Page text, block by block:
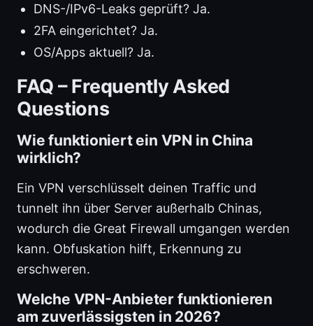
DNS-/IPv6-Leaks geprüft? Ja.
2FA eingerichtet? Ja.
OS/Apps aktuell? Ja.
FAQ – Frequently Asked
Questions
Wie funktioniert ein VPN in China
wirklich?
Ein VPN verschlüsselt deinen Traffic und
tunnelt ihn über Server außerhalb Chinas,
wodurch die Great Firewall umgangen werden
kann. Obfuskation hilft, Erkennung zu
erschweren.
Welche VPN-Anbieter funktionieren
am zuverlässigsten in 2026?